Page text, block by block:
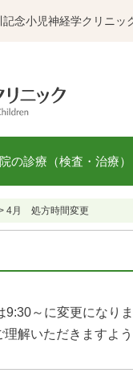
念小児神経学クリニッ
の診療（検査・治療）
4月 処方時間変更
～に変更になりま
解いただきますよ